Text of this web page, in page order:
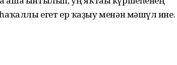
егет ер ҡаҙыу менән мәшғүл ине.